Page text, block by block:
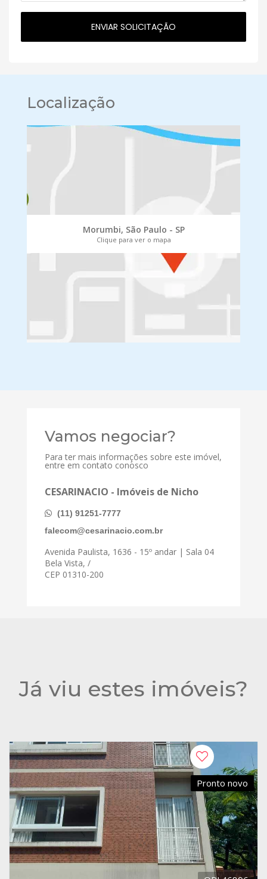
Localização
Morumbi, São Paulo - SP
Clique para ver o mapa
Vamos negociar?
Para ter mais informações sobre este imóvel,
entre em contato conosco
CESARINACIO - Imóveis de Nicho
(11) 91251-7777
falecom@cesarinacio.com.br
Avenida Paulista, 1636 - 15º andar | Sala 04
Bela Vista, /
CEP 01310-200
Já viu estes imóveis?
Pronto novo